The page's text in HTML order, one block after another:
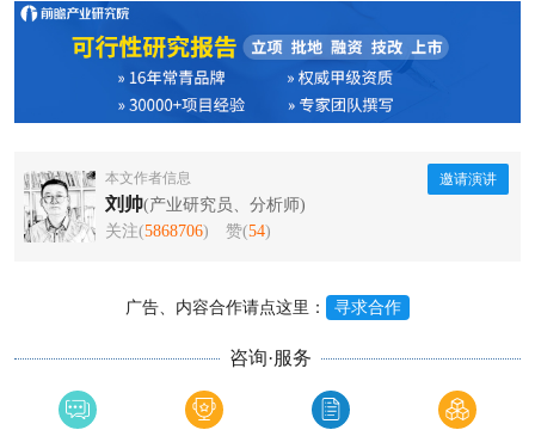
本文作者信息
刘帅(产业研究员、分析师)
关注(5868706) 赞(54)
邀请演讲
广告、内容合作请点这里： 寻求合作
咨询·服务